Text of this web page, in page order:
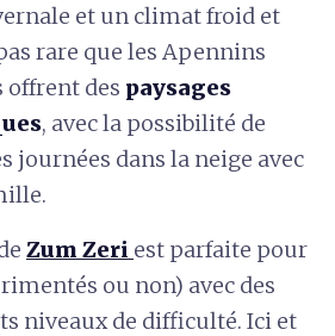
et un climat froid et
rare que les Apennins
offrent des paysages
, avec la possibilité de
journées dans la neige avec
Zum Zeri est parfaite pour
ou non) avec des
niveaux de difficulté. Ici et